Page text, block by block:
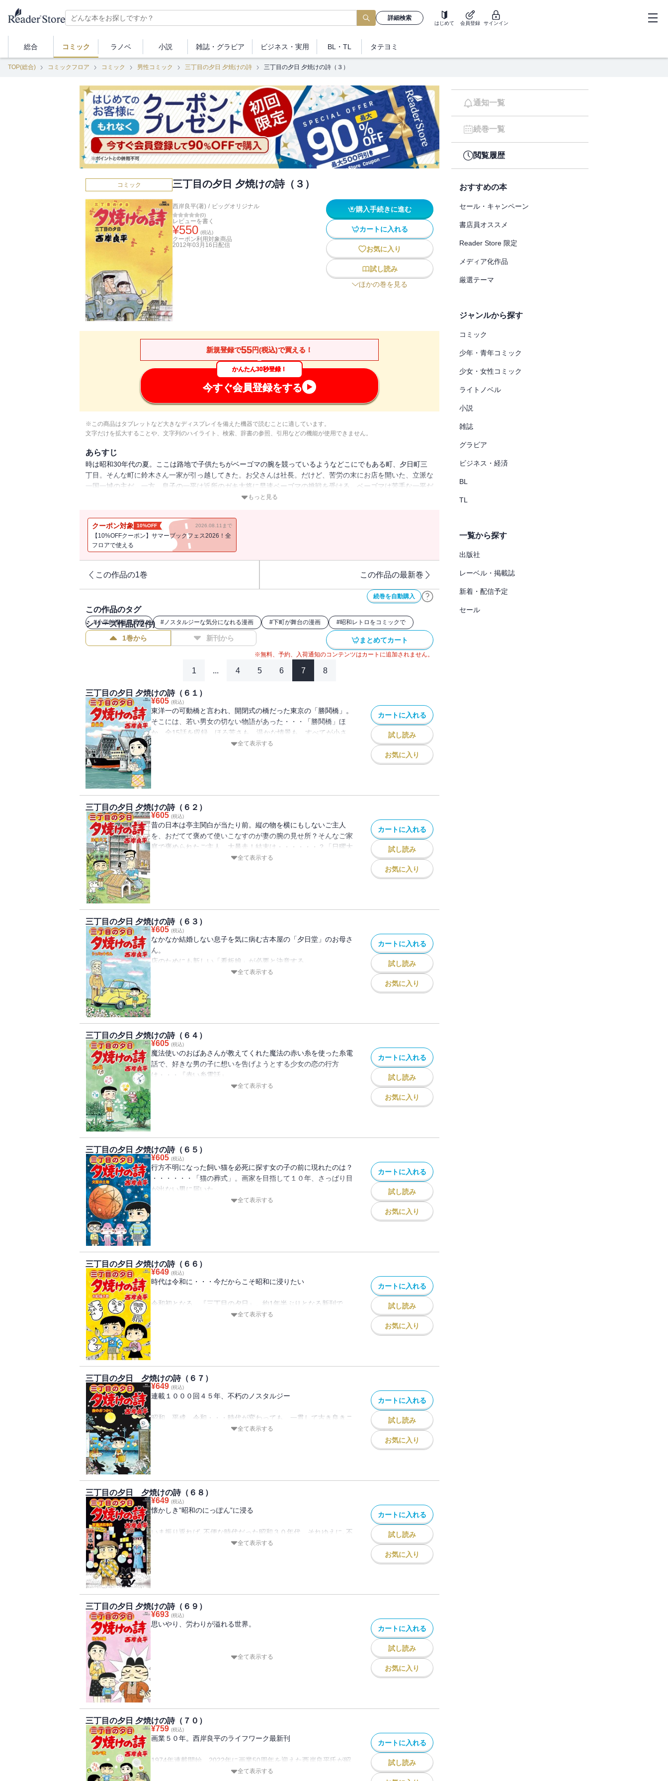
詳細検索
はじめて 会員登録 サインイン
総合 コミック ラノベ 小説 雑誌・ グラビア ビジネス ・実用 BL・TL タテヨミ
TOP(総合) コミックフロア コミック 男性コミック 三丁目の夕日 夕焼けの詩 三丁目の夕日 夕焼けの詩（３）
コミック 三丁目の夕日 夕焼けの詩（３）
西岸良平(著) / ビッグオリジナル
(0)
レビューを書く
¥550 (税込)
クーポン利用対象商品
2012年03月16日 配信
購入手続きに進む
カートに入れる
お気に入り
試し読み
ほかの巻を見る
新規登録で55円(税込)で買える！
かんたん30秒登録！
今すぐ会員登録をする
※この商品はタブレットなど大きなディスプレイを備えた機器で読むことに適しています。
文字だけを拡大することや、文字列のハイライト、検索、辞書の参照、引用などの機能が使用できません。
あらすじ
時は昭和30年代の夏。ここは路地で子供たちがベーゴマの腕を競っているようなどこにでもある町、夕日町三
丁目。そんな町に鈴木さん一家が引っ越してきた。お父さんは社長。だけど、苦労の末にお店を開いた、立派な
一国一城の主だ。一方、息子の一平は近所のガキ大将に早速ベーゴマの挑戦を受ける。ベーゴマは苦手な一平だ
もっと見る
クーポン対象 10%OFF 2026.08.11まで
【10%OFFクーポン】サマーブックフェス2026！全
フロアで使える
この作品の1巻 この作品の最新巻
続巻を自動購入
この作品のタグ
#小学館漫画賞受賞 #ノスタルジーな気分になれる漫画 #下町が舞台の漫画 #昭和レトロをコミックで
シリーズ作品(72件)
1巻から 新刊から まとめてカート
※無料、予約、入荷通知のコンテンツはカートに追加されません。
1 ... 4 5 6 7 8
三丁目の夕日 夕焼けの詩（６１）
¥605 (税込)
東洋一の可動橋と言われ、開閉式の橋だった東京の「勝鬨橋」。
そこには、若い男女の切ない物語があった・・・「勝鬨橋」ほ
か、全15話を収録。ほろ苦さも、温かな情景も、すべてが小さ
な物語になる。昭和を知る人にも知らない人にも、伝わる確かな
全て表示する
カートに入れる
試し読み
お気に入り
三丁目の夕日 夕焼けの詩（６２）
¥605 (税込)
昔の日本は亭主関白が当たり前。縦の物を横にもしないご主人
を、おだてて褒めて使いこなすのが妻の腕の見せ所？そんなご家
庭で褒められたご主人、大暴走！結末は・・・・・・？「日曜大
工」ほか、全15話を収録。 全て表示する
カートに入れる
試し読み
お気に入り
三丁目の夕日 夕焼けの詩（６３）
¥605 (税込)
なかなか結婚しない息子を気に病む古本屋の「夕日堂」のお母さ
ん。
店のためにも新しい「看板娘」が必要と決意する。
そんな心配をよそに、息子の書太郎さんは変わらない日々を送っ
ビッグコミックオリジナルにて現在も連載中！
全て表示する
カートに入れる
試し読み
お気に入り
三丁目の夕日 夕焼けの詩（６４）
¥605 (税込)
魔法使いのおばあさんが教えてくれた魔法の赤い糸を使った糸電
話で、好きな男の子に想いを告げようとする少女の恋の行方
は・・・『赤い糸電話』
長年にわたって、電気を届け、街灯で街を照らしてきた電信柱
た最新作全15話収録！
全て表示する
カートに入れる
試し読み
お気に入り
三丁目の夕日 夕焼けの詩（６５）
¥605 (税込)
行方不明になった飼い猫を必死に探す女の子の前に現れたのは？
・・・・・・「猫の葬式」。画家を目指して１０年、さっぱり目
が出ない男に届いた
一枚の年賀状が・・・・・・「年賀ハガキ」。お父さんに買って
命の危機に晒された時に・・・・・・「長生きしたい！」他、
２０１５年～２０１６年に掲載された１５本の作品を収録。
全て表示する
カートに入れる
試し読み
お気に入り
三丁目の夕日 夕焼けの詩（６６）
¥649 (税込)
時代は令和に・・・今だからこそ昭和に浸りたい
令和初となる、『三丁目の夕日』。約1年半ぶりとなる新刊で
描き歌」。
何をやっても長続きせず、常に両親に小言を言われる34歳の独
身男・章太郎。大晦日の夜、枕元に10年前に死んだ祖母が立
ち、あることをすれば良いことがあると告げる・・・「三日坊
全て表示する
カートに入れる
試し読み
お気に入り
三丁目の夕日 夕焼けの詩（６７）
¥649 (税込)
連載１０００回４５年、不朽のノスタルジー
昭和、平成、令和・・・時代が変わっても、一貫して古き良きニ
家に帰ると・・・表題作「夜のおつかい」。大好きなおじいちゃ
んが死ぬ間際に託した宝の地図。しかし、まったく解読できない
マサル君は、一平君に助けを求め・・・「宝の地図」他、「家
族」「子供の神様」「お菓子の家」を含む全15話収録。
全て表示する
カートに入れる
試し読み
お気に入り
三丁目の夕日 夕焼けの詩（６８）
¥649 (税込)
懐かしき”昭和のにっぽん”に浸る
いま振り返れば､不便な時代だった昭和３０年代。それゆえに､不
部下を自宅に招いた加藤さん。貞淑な奥さんの様子に来客は感服
するが
間に、その子が病気で亡くなってしまい・・・『月夜とオムレ
全て表示する
カートに入れる
試し読み
お気に入り
三丁目の夕日 夕焼けの詩（６９）
¥693 (税込)
思いやり、労わりが溢れる世界。
ウイルス蔓延の次は独裁者が戦争を起こす殺伐とした時代。今、
交番』
窮地に陥った時に不思議な超能力を発揮する主婦・木下里子さ
ん。ご主人の取引先の社長の飼い猫を預かることになったが、こ
れが我儘な猫で・・・『社長の猫』の他、2020から2021年にビ
ッグコミックオリジナルに掲載された15編収録。
全て表示する
カートに入れる
試し読み
お気に入り
三丁目の夕日 夕焼けの詩（７０）
¥759 (税込)
画業５０年。西岸良平のライフワーク最新刊
1974年連載開始、2022年に画業50周年を迎えた西岸良平氏が昭
和のニッポンを描き続けてきた本作も、ひとつの節目となる第
全て表示する
カートに入れる
試し読み
通知一覧
続巻一覧
閲覧履歴
おすすめの本
セール・キャンペーン
書店員オススメ
Reader Store 限定
メディア化作品
厳選テーマ
ジャンルから探す
コミック
少年・青年コミック
少女・女性コミック
ライトノベル
小説
雑誌
グラビア
ビジネス・経済
BL
TL
一覧から探す
出版社
レーベル・掲載誌
新着・配信予定
セール